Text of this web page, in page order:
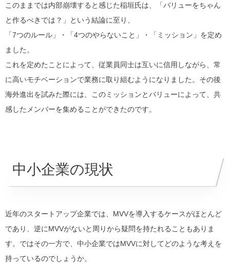
このままでは内部崩壊すると感じた稲垣氏は、「バリューをちゃん
と作るべきでは？」という結論に至り、
「7つのルール 」・「4つのやらないこと 」・「 ミッション 」を定め
ました。
これを定めたことによって、従業員同士は互いに信用しながら、常
に高いモチベーションで業務に取り組むようになりました。 その後
海外進出を試みた際には、このミッションとバリューによって、共
感したメンバーを集めることができたのです。
中小企業の現状
近年のスタートアップ企業では、MVVを導入するケースがほとんど
であり、逆にMVVがないと周りから疑問を持たれることもありま
す。 ではその一方で、中小企業ではMVVに対してどのような考えを
持っているのでしょうか。